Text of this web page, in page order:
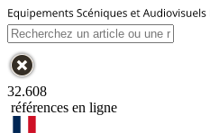
32.608
références en ligne